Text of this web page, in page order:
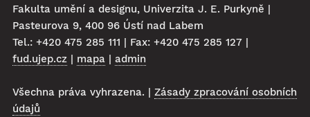
Fakulta umění a designu, Univerzita J. E. Purkyně |
Pasteurova 9, 400 96 Ústí nad Labem
Tel.: +420 475 285 111 | Fax: +420 475 285 127 |
fud.ujep.cz
mapa admin
Všechna práva vyhrazena. | Zásady zpracování osobních
údajů